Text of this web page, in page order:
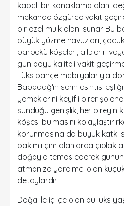
kapalı bir konaklama alanı
mekanda özgürce vakit
bir özel mülk alanı sunar. Bu
büyük yüzme havuzları,
barbekü köşeleri, ailelerin
gün boyu kaliteli vakit
Lüks bahçe mobilyalarıyla
Babadağ'ın serin esintisi
yemeklerini keyifli birer
sunduğu genişlik, her bireyin
köşesi bulmasını
korunmasına da büyük katkı
bakımlı çim alanlarda çıplak
doğayla temas ederek
atmanıza yardımcı olan
detaylardır.
Doğa ile iç içe olan bu lüks